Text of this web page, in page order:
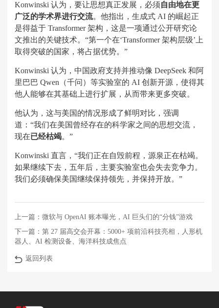
Konwinski 认为，要让思想真正发展，必须自由地在更
广泛的学术界进行交流。他指出，生成式 AI 的崛起正
是得益于 Transformer 架构，这是一项通过公开研究论
文推出的关键技术。“第一个在‘Transformer 架构层级’上
取得突破的国家，将占据优势。”
Konwinski 认为，中国政府支持并推动像 DeepSeek 和阿
里巴巴 Qwen（千问）等实验室的 AI 创新开源，使得其
他人能够在其基础上进行扩展，从而带来更多突破。
他认为，这与美国的情况形成了鲜明对比，强调
道：“我们在美国曾经存在的科学家之间的思想交流，
现在已经枯竭。”
Konwinski 直言，“我们正在自毁前程，源泉正在枯竭。
如果继续下去，五年后，主要实验室也会失去竞争力。
我们必须确保美国继续保持领先，并保持开放。”
上一篇： 微软与 OpenAI 账本曝光，AI 巨头们的“分钱”游戏
下一篇： 第 27 届高交会开幕：5000+ 项前沿科技亮相，人形机
器人、AI 检测设备、海洋科技成焦点
返回列表